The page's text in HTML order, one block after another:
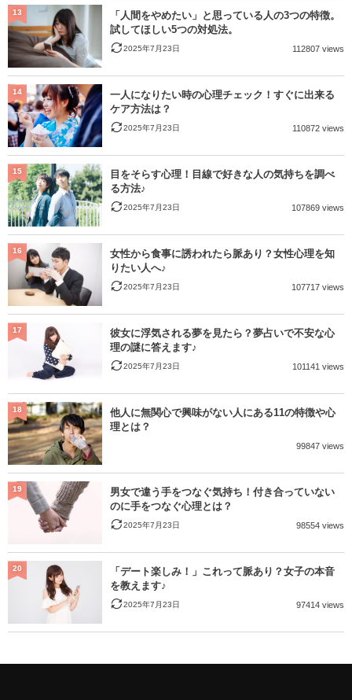
「人間をやめたい」と思っている人の3つの特徴。
試してほしい5つの対処法。
2025年7月23日 112807 views
13
一人になりたい時の心理チェック！すぐに出来る
ケア方法は？
2025年7月23日 110872 views
14
目をそらす心理！目線で好きな人の気持ちを調べ
る方法♪
2025年7月23日 107869 views
15
女性から食事に誘われたら脈あり？女性心理を知
りたい人へ♪
2025年7月23日 107717 views
16
彼女に浮気される夢を見たら？夢占いで不安な心
理の謎に答えます♪
2025年7月23日 101141 views
17
他人に無関心で興味がない人にある11の特徴や心
理とは？
99847 views
18
男女で違う手をつなぐ気持ち！付き合っていない
のに手をつなぐ心理とは？
2025年7月23日 98554 views
19
「デート楽しみ！」これって脈あり？女子の本音
を教えます♪
2025年7月23日 97414 views
20